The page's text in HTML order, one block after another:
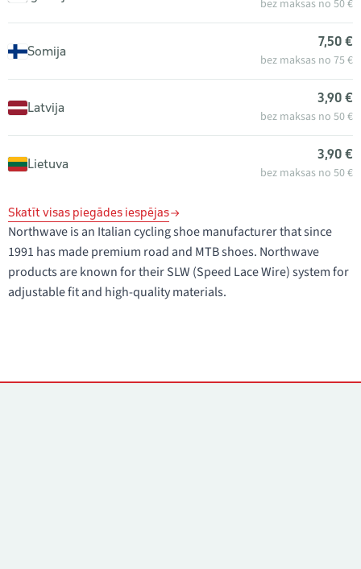
bez maksas no 50 €
Somija
7,50 €
bez maksas no 75 €
Latvija
3,90 €
bez maksas no 50 €
Lietuva
3,90 €
bez maksas no 50 €
Skatīt visas piegādes iespējas
Northwave is an Italian cycling shoe manufacturer that since
1991 has made premium road and MTB shoes. Northwave
products are known for their SLW (Speed Lace Wire) system for
adjustable fit and high-quality materials.